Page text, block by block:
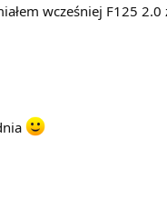
wcześniej F125